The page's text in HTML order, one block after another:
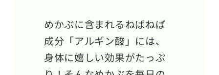
めかぶに含まれるねばねば
成分「アルギン酸」には、
身体に嬉しい効果がたっぷ